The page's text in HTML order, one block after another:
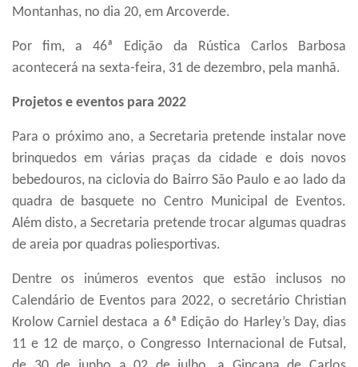
Montanhas, no dia 20, em Arcoverde.
Por fim, a 46ª Edição da Rústica Carlos Barbosa
acontecerá na sexta-feira, 31 de dezembro, pela manhã.
Projetos e eventos para 2022
Para o próximo ano, a Secretaria pretende instalarnove
brinquedos em várias praças da cidade edois novos
bebedouros, na ciclovia do Bairro São Paulo e ao lado da
quadra de basquete no Centro Municipal de Eventos.
Além disto, a Secretaria pretende trocar algumas quadras
de areia por quadras poliesportivas.
Dentre os inúmeros eventos que estão inclusos no
Calendário de Eventos para 2022, o secretário Christian
Krolow Carniel destaca a 6ª Edição do Harley’s Day, dias
11 e 12 de março, o Congresso Internacional de Futsal,